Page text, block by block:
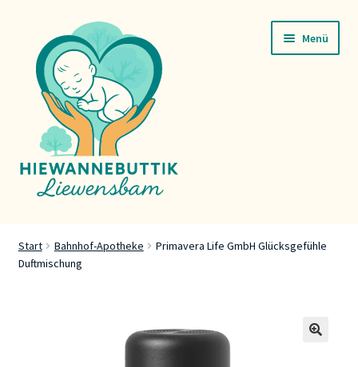
Navigation
springen
Inhalt
springen
Menü
Servicer
Start Bahnhof-Apotheke
Primavera Life GmbH Glücksgefühle
Duftmischung